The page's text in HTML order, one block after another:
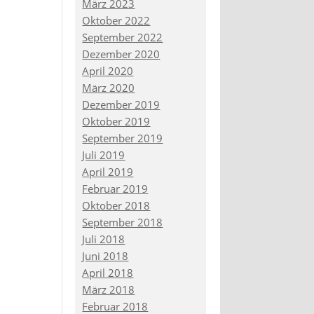
März 2023
Oktober 2022
September 2022
Dezember 2020
April 2020
März 2020
Dezember 2019
Oktober 2019
September 2019
Juli 2019
April 2019
Februar 2019
Oktober 2018
September 2018
Juli 2018
Juni 2018
April 2018
März 2018
Februar 2018